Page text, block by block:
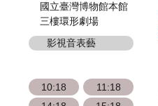
國立臺灣博物館本館
三樓環形劇場
影視音表藝
10:18
11:18